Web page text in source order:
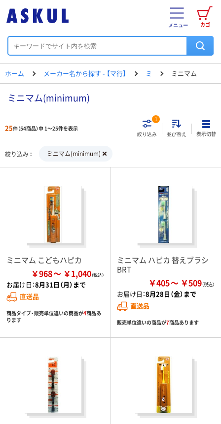
カゴ
メニュー
ホーム メーカー名から探す - 【マ行】 ミ ミニマム
ミニマム(minimum)
25件（54商品）中 1～25件を表示
絞り込み
1
並び替え 表示切替
絞り込み ミニマム(minimum)
ミニマム こどもハピカ
￥968 ￥1,040
お届け日：8月31日（月）まで
直送品
商品タイプ・販売単位違いの商品が4商品あ
ります
ミニマム ハピカ 替えブラシ
BRT
￥405 ￥509
お届け日：8月28日（金）まで
直送品
販売単位違いの商品が7商品あります